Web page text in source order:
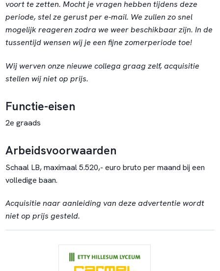
voort te zetten. Mocht je vragen hebben tijdens deze
periode, stel ze gerust per e-mail. We zullen zo snel
mogelijk reageren zodra we weer beschikbaar zijn. In de
tussentijd wensen wij je een fijne zomerperiode toe!
Wij werven onze nieuwe collega graag zelf, acquisitie
stellen wij niet op prijs.
Functie-eisen
2e graads
Arbeidsvoorwaarden
Schaal LB, maximaal 5.520,- euro bruto per maand bij een
volledige baan.
Acquisitie naar aanleiding van deze advertentie wordt
niet op prijs gesteld.